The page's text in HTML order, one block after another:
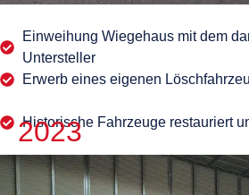
Einweihung Wiegehaus mit dem
Untersteller
Erwerb eines eigenen
Historische Fahrzeuge restauriert
2023